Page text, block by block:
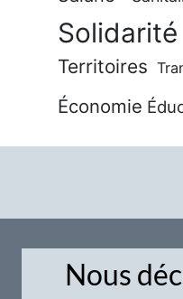
Solidarité
Territoires
Économie
Nous